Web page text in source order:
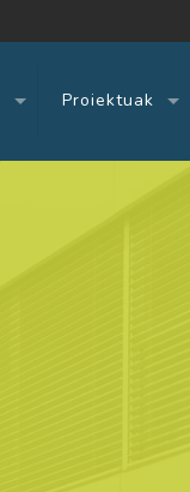
Proiektuak